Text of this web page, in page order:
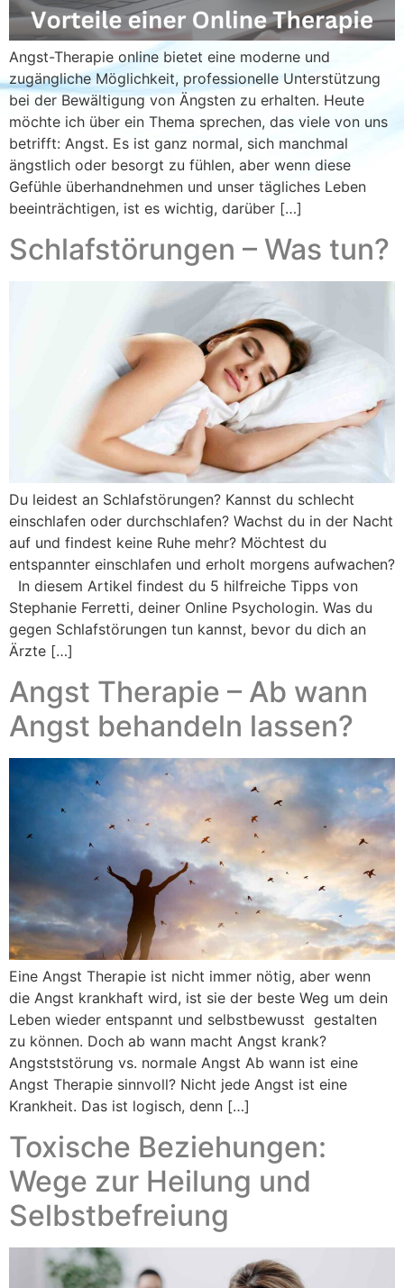
Angst-Therapie online bietet eine moderne und
zugängliche Möglichkeit, professionelle Unterstützung
bei der Bewältigung von Ängsten zu erhalten. Heute
möchte ich über ein Thema sprechen, das viele von uns
betrifft: Angst. Es ist ganz normal, sich manchmal
ängstlich oder besorgt zu fühlen, aber wenn diese
Gefühle überhandnehmen und unser tägliches Leben
beeinträchtigen, ist es wichtig, darüber […]
Schlafstörungen – Was tun?
Du leidest an Schlafstörungen? Kannst du schlecht
einschlafen oder durchschlafen? Wachst du in der Nacht
auf und findest keine Ruhe mehr? Möchtest du
entspannter einschlafen und erholt morgens aufwachen?
In diesem Artikel findest du 5 hilfreiche Tipps von
Stephanie Ferretti, deiner Online Psychologin. Was du
gegen Schlafstörungen tun kannst, bevor du dich an
Ärzte […]
Angst Therapie – Ab wann
Angst behandeln lassen?
Eine Angst Therapie ist nicht immer nötig, aber wenn
die Angst krankhaft wird, ist sie der beste Weg um dein
Leben wieder entspannt und selbstbewusst gestalten
zu können. Doch ab wann macht Angst krank?
Angstststörung vs. normale Angst Ab wann ist eine
Angst Therapie sinnvoll? Nicht jede Angst ist eine
Krankheit. Das ist logisch, denn […]
Toxische Beziehungen:
Wege zur Heilung und
Selbstbefreiung